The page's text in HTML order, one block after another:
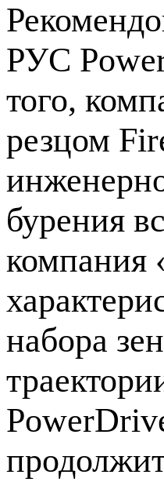
РУС
того,
резцом
бурения
компания
набора